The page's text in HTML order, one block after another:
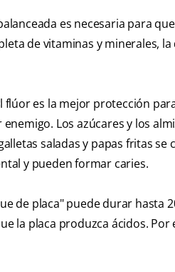
es necesaria para
de vitaminas y minerales,
flúor es la mejor protección
enemigo. Los azúcares y los
saladas y papas fritas
y pueden formar caries.
de placa" puede durar hasta
la placa produzca ácidos.